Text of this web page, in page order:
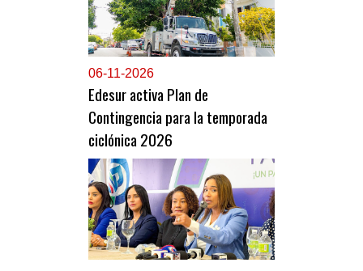
06-11-2026
Edesur activa Plan de
Contingencia para la temporada
ciclónica 2026